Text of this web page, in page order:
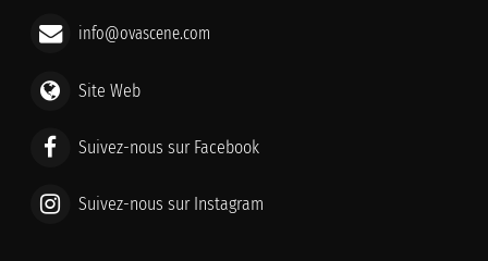
info@ovascene.com
Site Web
Suivez-nous sur Facebook
Suivez-nous sur Instagram